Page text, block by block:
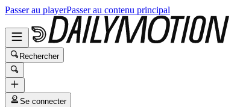
Passer au playerPasser au contenu principal
Rechercher
Se connecter